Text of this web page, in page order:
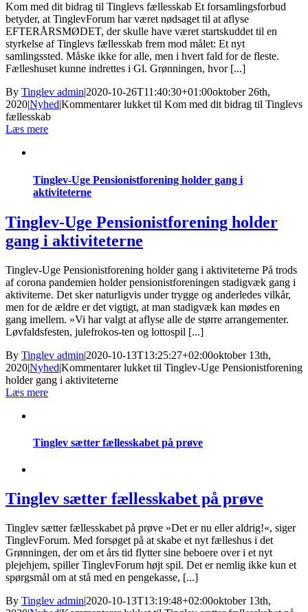
Kom med dit bidrag til Tinglevs fællesskab Et forsamlingsforbud
betyder, at TinglevForum har været nødsaget til at aflyse
EFTERÅRSMØDET, der skulle have været startskuddet til en
styrkelse af Tinglevs fællesskab frem mod målet: Et nyt
samlingssted. Måske ikke for alle, men i hvert fald for de fleste.
Fælleshuset kunne indrettes i Gl. Grønningen, hvor [...]
By Tinglev admin|2020-10-26T11:40:30+01:00oktober 26th,
2020|Nyhed|Kommentarer lukkettil Kom med dit bidrag til Tinglevs
fællesskab
Læs mere
Tinglev-Uge Pensionistforening holder gang i
aktiviteterne
Tinglev-Uge Pensionistforening holder
gang i aktiviteterne
Tinglev-Uge Pensionistforening holder gang i aktiviteterne På trods
af corona pandemien holder pensionistforeningen stadigvæk gang i
aktiviterne. Det sker naturligvis under trygge og anderledes vilkår,
men for de ældre er det vigtigt, at man stadigvæk kan mødes en
gang imellem. »Vi har valgt at aflyse alle de større arrangementer.
Løvfaldsfesten, julefrokos-ten og lottospil [...]
By Tinglev admin|2020-10-13T13:25:27+02:00oktober 13th,
2020|Nyhed|Kommentarer lukket til Tinglev-Uge Pensionistforening
holder gang i aktiviteterne
Læs mere
Tinglev sætter fællesskabet på prøve
Tinglev sætter fællesskabet på prøve
Tinglev sætter fællesskabet på prøve »Det er nu eller aldrig!«, siger
TinglevForum. Med forsøget på at skabe et nyt fælleshus i det
Grønningen, der om et års tid flytter sine beboere over i et nyt
plejehjem, spiller TinglevForum højt spil. Det er nemlig ikke kun et
spørgsmål om at stå med en pengekasse, [...]
By Tinglev admin|2020-10-13T13:19:48+02:00oktober 13th,